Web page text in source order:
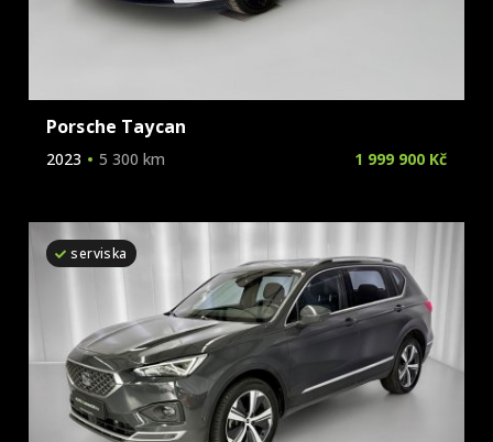
Porsche Taycan
2023 5 300 km 1 999 900 Kč
serviska